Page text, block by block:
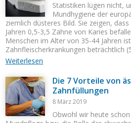
Statistiken lügen nicht,
Mundhygiene der
ziemlich düsteres Bild. Sie zeigen,
Jahren 0,5-3,5 Zähne von Karies
Menschen im Alter von 35-44 Jahren
Zahnfleischerkrankungen beträchtlich
Weiterlesen
Die 7 Vorteile von
Zahnfüllungen
8 März 2019
Obwohl wir heute